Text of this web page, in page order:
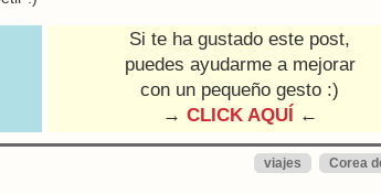
Si te ha gustado este post,
puedes ayudarme a mejorar
con un pequeño gesto :)
→ CLICK AQUÍ ←
Corea
viajes